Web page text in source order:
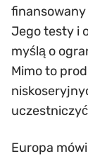
Jego testy i
myślą o
Mimo to
Europa